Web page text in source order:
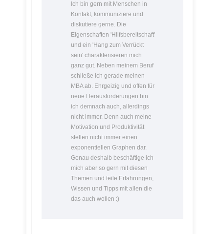
Ich bin gern mit Menschen in
Kontakt, kommuniziere und
diskutiere gerne. Die
Eigenschaften 'Hilfsbereitschaft'
und ein 'Hang zum Verrückt
sein' charakterisieren mich
ganz gut. Neben meinem Beruf
schließe ich gerade meinen
MBA ab. Ehrgeizig und offen für
neue Herausforderungen bin
ich demnach auch, allerdings
nicht immer. Denn auch meine
Motivation und Produktivität
stellen nicht immer einen
exponentiellen Graphen dar.
Genau deshalb beschäftige ich
mich aber so gern mit diesen
Themen und teile Erfahrungen,
Wissen und Tipps mit allen die
das auch wollen :)